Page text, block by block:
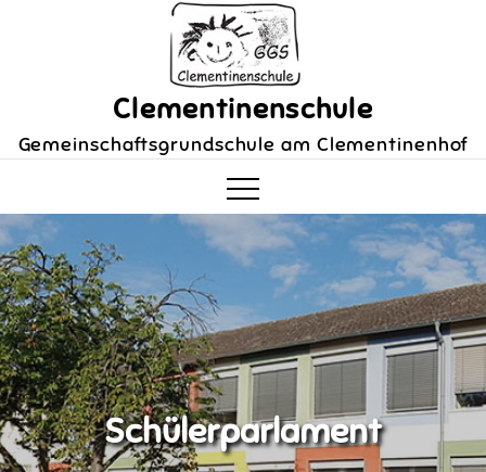
Clementinenschule
Gemeinschaftsgrundschule am Clementinenhof
Schülerparlament